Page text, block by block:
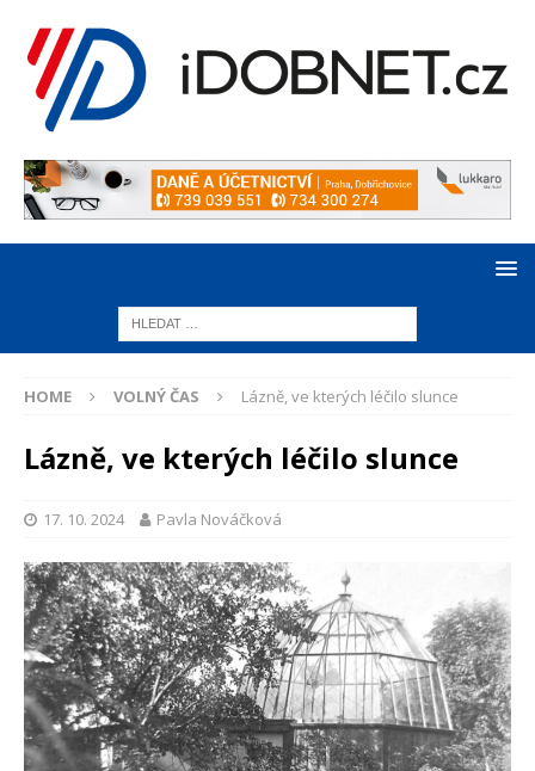
HOME VOLNÝ ČAS Lázně, ve kterých léčilo slunce
Lázně, ve kterých léčilo slunce
17. 10. 2024 Pavla Nováčková